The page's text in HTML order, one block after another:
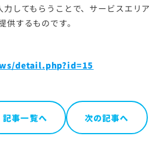
ー
報
してもらうことで、サービスエリア
するものです。
detail.php?id=15
記事一覧へ 次の記事へ